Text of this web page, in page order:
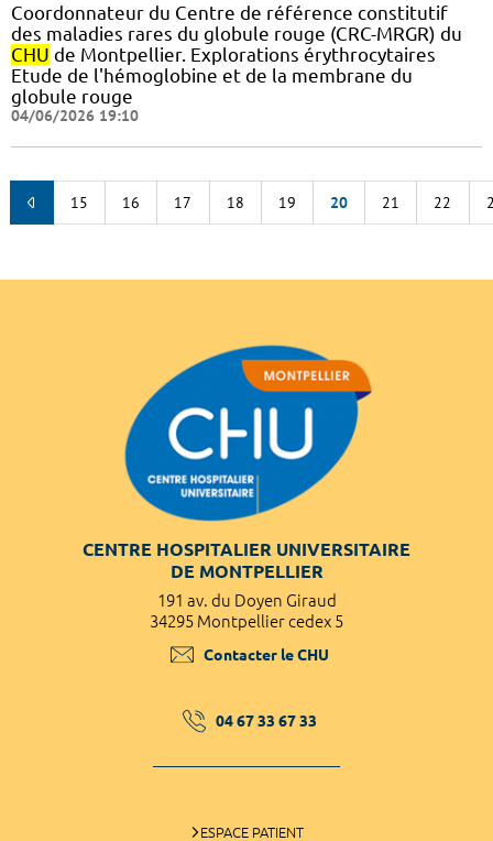
Coordonnateur du Centre de référence constitutif
des maladies rares du globule rouge (CRC-MRGR) du
CHU de Montpellier. Explorations érythrocytaires
Etude de l'hémoglobine et de la membrane du
globule rouge
04/06/2026 19:10
15 16 17 18 19 20 21 22
CENTRE HOSPITALIER UNIVERSITAIRE
DE MONTPELLIER
191 av. du Doyen Giraud
34295 Montpellier cedex 5
Contacter le CHU
04 67 33 67 33
ESPACE PATIENT